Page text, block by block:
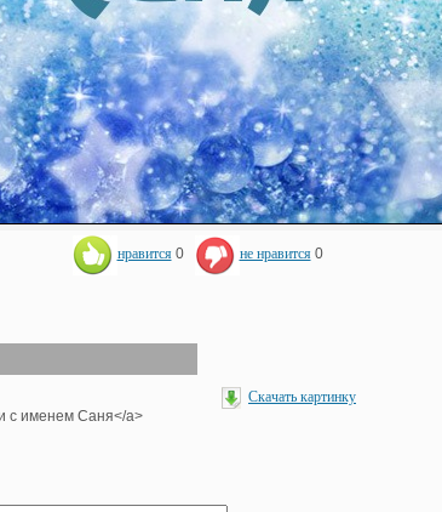
нравится 0 не нравится 0
с именем Саня</a>
Скачать картинку